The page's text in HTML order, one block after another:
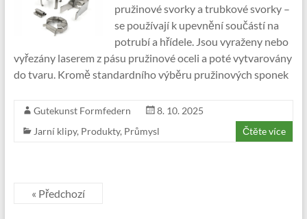
pružinové svorky a trubkové svorky –
se používají k upevnění součástí na
potrubí a hřídele. Jsou vyraženy nebo
vyřezány laserem z pásu pružinové oceli a poté vytvarovány
do tvaru. Kromě standardního výběru pružinových sponek
Gutekunst Formfedern
8. 10. 2025
Jarní klipy, Produkty, Průmysl Čtěte více
« Předchozí